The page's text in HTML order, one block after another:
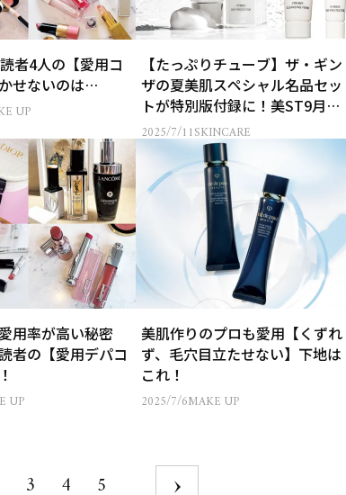
者4人の【愛用コ
せないのは…
UP
【たっぷりチューブ】ザ・ギン
ザの夏美肌スペシャル名品セッ
トが特別版付録に！美ST9月号
付録情報
2025/7/11SKINCARE
用率が高い秘密
者の【愛用デパコ
UP
美肌作りのプロも愛用【くずれ
ず、毛穴目立たせない】下地は
これ！
2025/7/6MAKE UP
3 4 5